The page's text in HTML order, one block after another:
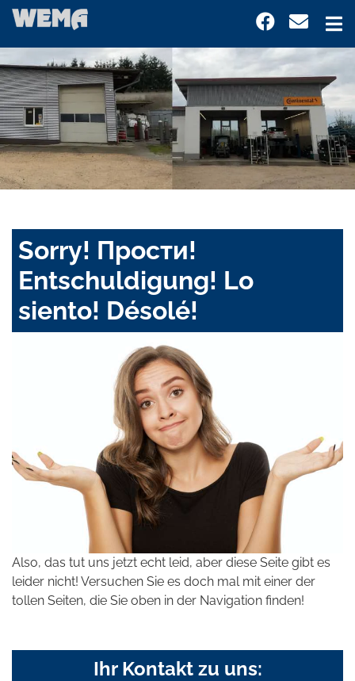
Sorry! Прости!
Entschuldigung! Lo
siento! Désolé!
Also, das tut uns jetzt echt leid, aber diese Seite gibt es
leider nicht! Versuchen Sie es doch mal mit einer der
tollen Seiten, die Sie oben in der Navigation finden!
Ihr Kontakt zu uns: